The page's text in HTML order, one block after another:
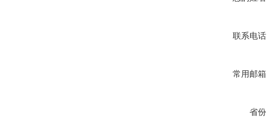
联系电话
常用邮箱
省份